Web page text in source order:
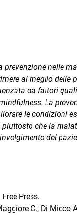
prevenzione nelle
al meglio delle
da fattori
La
le condizioni
che la
del
Press.
C., Di Micco